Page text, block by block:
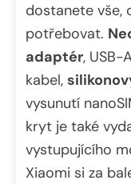
dostanete vše,
potřebovat.
adaptér, USB-
kabel,
vysunutí
kryt je také
vystupujícího
Xiaomi si za